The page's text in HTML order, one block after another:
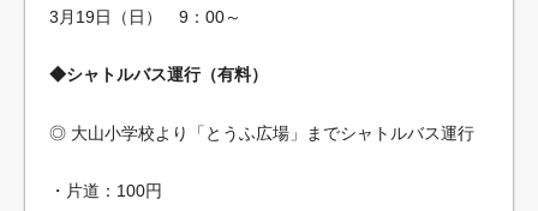
3月19日（日） 9：00～
◆シャトルバス運行（有料）
◎ 大山小学校より「とうふ広場」までシャトルバス運行
・片道：100円